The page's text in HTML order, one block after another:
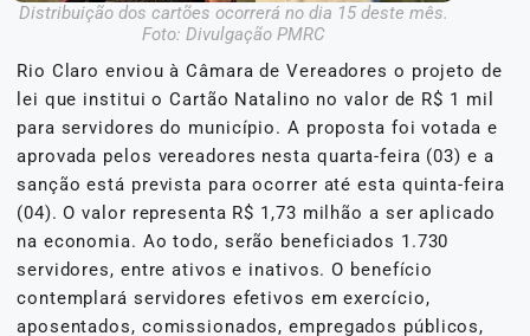
Distribuição dos cartões ocorrerá no dia 15 deste mês.
Foto: Divulgação PMRC
Rio Claro enviou à Câmara de Vereadores o projeto de
lei que institui o Cartão Natalino no valor de R$ 1 mil
para servidores do município. A proposta foi votada e
aprovada pelos vereadores nesta quarta-feira (03) e a
sanção está prevista para ocorrer até esta quinta-feira
(04). O valor representa R$ 1,73 milhão a ser aplicado
na economia. Ao todo, serão beneficiados 1.730
servidores, entre ativos e inativos. O benefício
contemplará servidores efetivos em exercício,
aposentados, comissionados, empregados públicos,